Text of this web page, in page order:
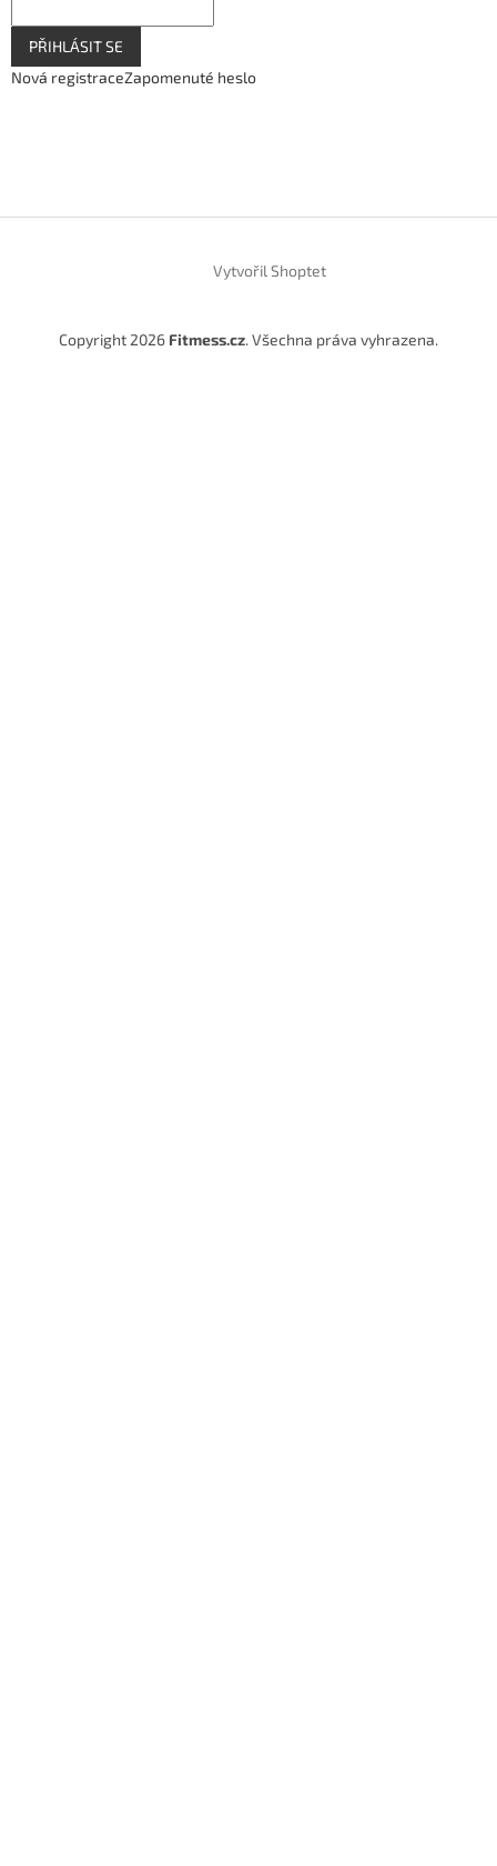
PŘIHLÁSIT SE
Nová registraceZapomenuté heslo
Vytvořil Shoptet
Copyright 2026 Fitmess.cz. Všechna práva vyhrazena.